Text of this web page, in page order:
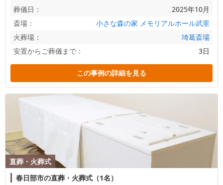
葬儀日：
2025年10月
斎場：
小さな森の家 メモリアルホール武里
火葬場：
埼葛斎場
安置からご葬儀まで：
3日
この事例の詳細を見る
直葬・火葬式
春日部市の直葬・火葬式（1名）